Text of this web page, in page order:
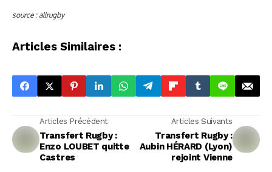
source : allrugby
Articles Similaires :
Articles Précédent
Transfert Rugby :
Enzo LOUBET quitte
Castres
Articles Suivants
Transfert Rugby :
Aubin HÉRARD (Lyon)
rejoint Vienne